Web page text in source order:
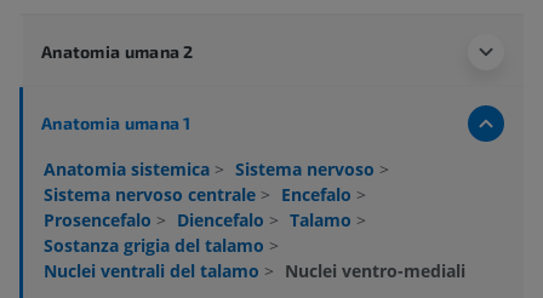
Anatomia umana 2
Anatomia umana 1
Anatomia sistemica > Sistema nervoso >
Sistema nervoso centrale > Encefalo >
Prosencefalo > Diencefalo > Talamo >
Sostanza grigia del talamo >
Nuclei ventrali del talamo > Nuclei ventro-mediali